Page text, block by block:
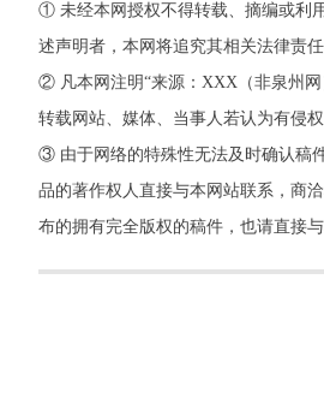
① 未经本网授权不得转载、摘编或利
述声明者，本网将追究其相关法律责
② 凡本网注明“来源：XXX（非泉州
转载网站、媒体、当事人若认为有侵
③ 由于网络的特殊性无法及时确认稿
品的著作权人直接与本网站联系，商
布的拥有完全版权的稿件，也请直接与